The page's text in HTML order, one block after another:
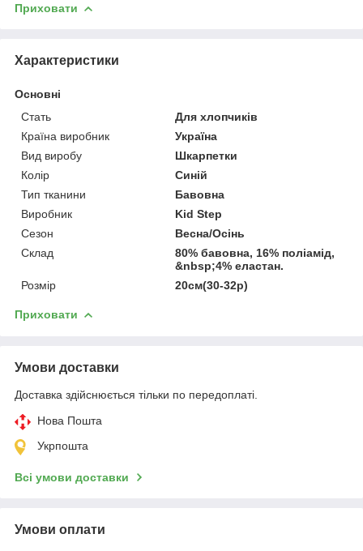
Приховати
Характеристики
Основні
Стать
Для хлопчиків
Країна виробник
Україна
Вид виробу
Шкарпетки
Колір
Синій
Тип тканини
Бавовна
Виробник
Kid Step
Сезон
Весна/Осінь
Склад
80% бавовна, 16% поліамід,
&nbsp;4% еластан.
Розмір
20см(30-32р)
Приховати
Умови доставки
Доставка здійснюється тільки по передоплаті.
Нова Пошта
Укрпошта
Всі умови доставки
Умови оплати